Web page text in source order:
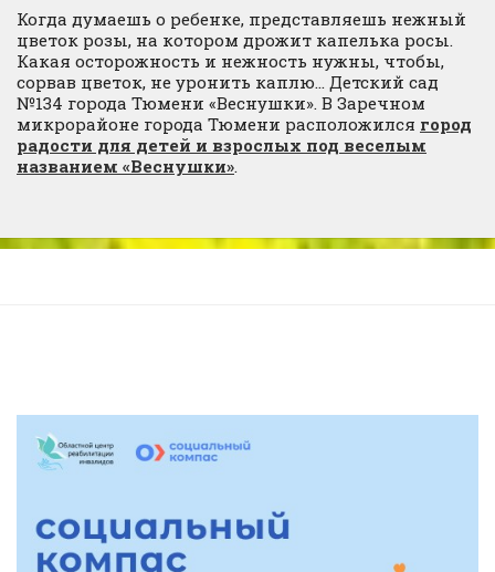
Когда думаешь о ребенке, представляешь нежный
цветок розы, на котором дрожит капелька росы.
Какая осторожность и нежность нужны, чтобы,
сорвав цветок, не уронить каплю… Детский сад
№134 города Тюмени «Веснушки». В Заречном
микрорайоне города Тюмени расположился город
радости для детей и взрослых под веселым
названием «Веснушки».